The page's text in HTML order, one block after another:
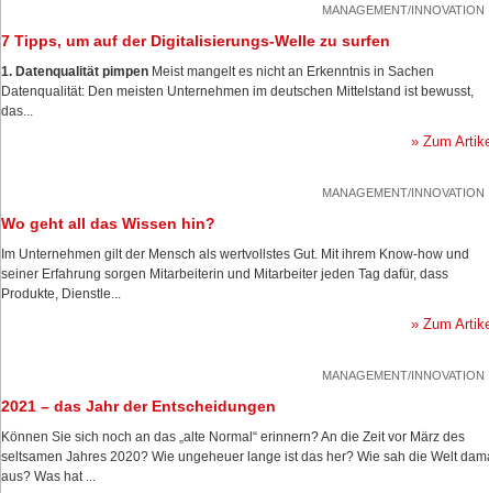
MANAGEMENT/INNOVATION
7 Tipps, um auf der Digitalisierungs-Welle zu surfen
1. Datenqualität pimpen Meist mangelt es nicht an Erkenntnis in Sachen
Datenqualität: Den meisten Unternehmen im deutschen Mittelstand ist bewusst,
das...
» Zum
MANAGEMENT/INNOVATION
Wo geht all das Wissen hin?
Im Unternehmen gilt der Mensch als wertvollstes Gut. Mit ihrem Know-how und
seiner Erfahrung sorgen Mitarbeiterin und Mitarbeiter jeden Tag dafür, dass
Produkte, Dienstle...
» Zum
MANAGEMENT/INNOVATION
2021 – das Jahr der Entscheidungen
Können Sie sich noch an das „alte Normal“ erinnern? An die Zeit vor März des
seltsamen Jahres 2020? Wie ungeheuer lange ist das her? Wie sah die Welt
aus? Was hat ...